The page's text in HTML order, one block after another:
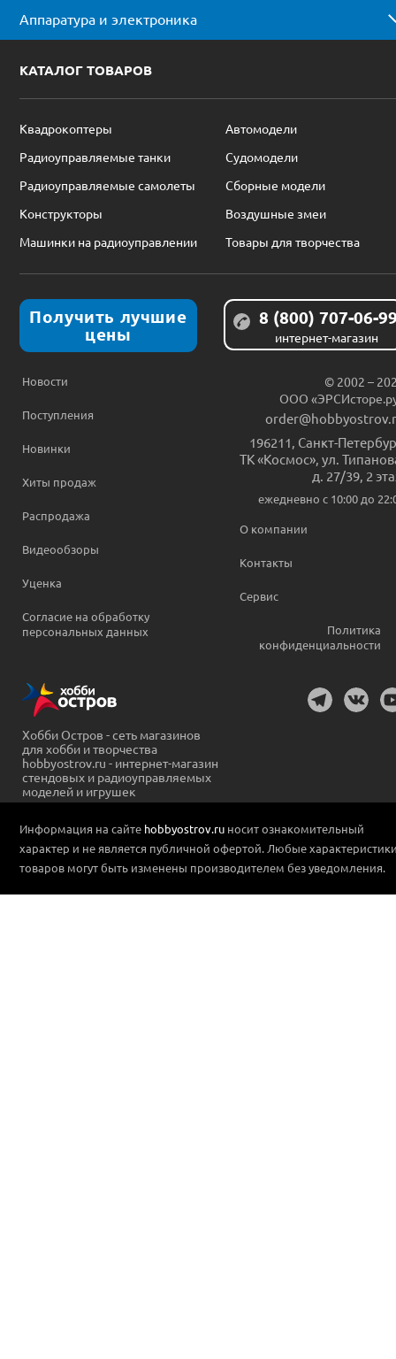
Аппаратура и электроника
КАТАЛОГ ТОВАРОВ
Квадрокоптеры
Автомодели
Радиоуправляемые танки
Судомодели
Радиоуправляемые самолеты
Сборные модели
Конструкторы
Воздушные змеи
Машинки на радиоуправлении
Товары для творчества
Получить лучшие
цены
8 (800) 707-06-
интернет-магазин
Новости
Поступления
Новинки
Хиты продаж
Распродажа
Видеообзоры
Уценка
Согласие на обработку
персональных данных
© 2002 –
ООО
196211, Санкт-
ТК «Космос», ул.
д. 27/39, 2
ежедневно c 10:00 до
О компании
Контакты
Сервис
Политика
конфиденциальности
Хобби Остров - сеть магазинов
для хобби и творчества
hobbyostrov.ru - интернет-магазин
стендовых и радиоуправляемых
моделей и игрушек
Информация на сайте hobbyostrov.ru носит ознакомительный
характер и не является публичной офертой. Любые
товаров могут быть изменены производителем без уведомления.